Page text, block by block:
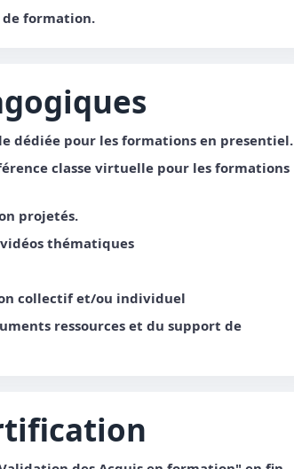
de formation.
dédiée pour les formations en presentiel.
classe virtuelle pour les formations
projetés.
thématiques
collectif et/ou individuel
ressources et du support de